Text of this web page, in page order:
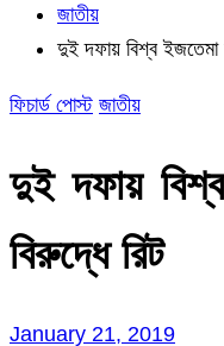
জাতীয়
দুই দফায় বিশ্ব
ফিচার্ড পোস্ট জাতীয়
দুই দফায়
বিরুদ্ধে রিট
January 21, 2019